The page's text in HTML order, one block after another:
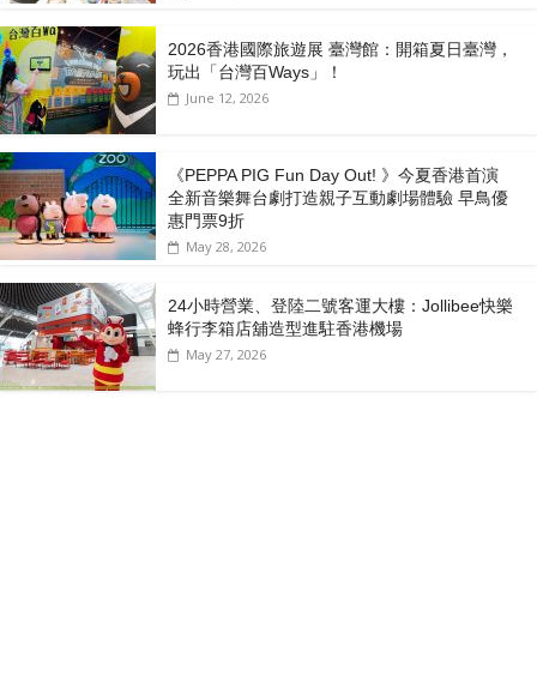
2026香港國際旅遊展 臺灣館：開箱夏日臺灣，
玩出「台灣百Ways」！
June 12, 2026
《PEPPA PIG Fun Day Out! 》今夏香港首演
全新音樂舞台劇打造親子互動劇場體驗 早鳥優
惠門票9折
May 28, 2026
24小時營業、登陸二號客運大樓：Jollibee快樂
蜂行李箱店舖造型進駐香港機場
May 27, 2026